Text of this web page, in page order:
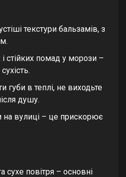
текстури бальзамів, з
стійких помад у морози –
губи в теплі, не виходьте
душу.
на вулиці – це прискорює
сухе повітря – основні